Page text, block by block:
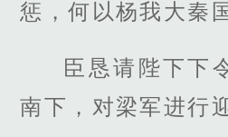
惩，何以杨我大秦
臣恳请陛下下
南下，对梁军进行